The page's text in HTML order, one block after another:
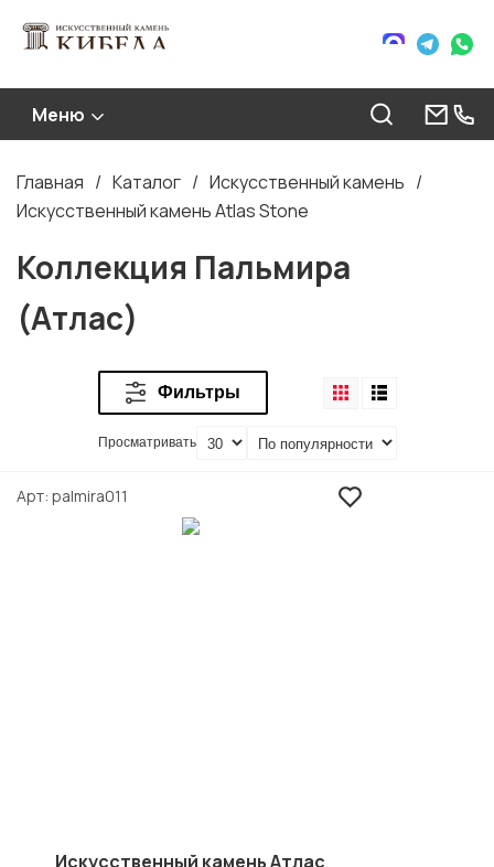
Меню
Строка
навигации
Главная Каталог
Искусственный камень
Искусственный камень Atlas Stone
Коллекция Пальмира
(Атлас)
Фильтры
Просматривать
Арт palmira011
Искусственный камень Атлас